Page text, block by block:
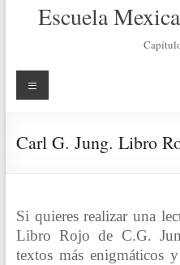
Escuela
Menú
Carl G. Jung. Libro
Si quieres realizar una
Libro Rojo de C.G.
textos más enigmáticos